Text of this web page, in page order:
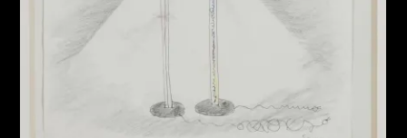
關於M+藏品